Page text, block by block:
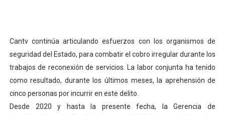
Campo Elías consolida plan de bacheo en el sector La
Fundecem inició con éxito el taller vacacional de
El Lactario del Iahula celebra la Semana Mundial de la
Cantv continúa articulando esfuerzos con los organismos de
seguridad del Estado, para combatir el cobro irregular durante los
trabajos de reconexión de servicios. La labor conjunta ha tenido
como resultado, durante los últimos meses, la aprehensión de
cinco personas por incurrir en este delito.
Desde 2020 y hasta la presente fecha, la Gerencia de